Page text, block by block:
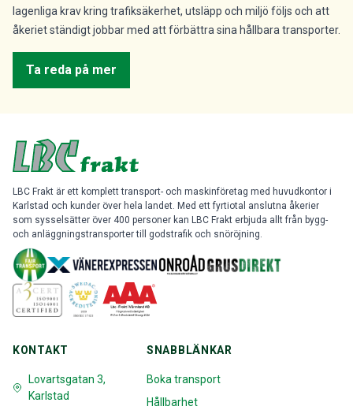
lagenliga krav kring trafiksäkerhet, utsläpp och miljö följs och att
åkeriet ständigt jobbar med att förbättra sina hållbara transporter.
Ta reda på mer
LBC Frakt är ett komplett transport- och maskinföretag med huvudkontor i
Karlstad och kunder över hela landet. Med ett fyrtiotal anslutna åkerier
som sysselsätter över 400 personer kan LBC Frakt erbjuda allt från bygg-
och anläggningstransporter till godstrafik och snöröjning.
KONTAKT
Lovartsgatan 3,
Karlstad
SNABBLÄNKAR
Boka transport
Hållbarhet